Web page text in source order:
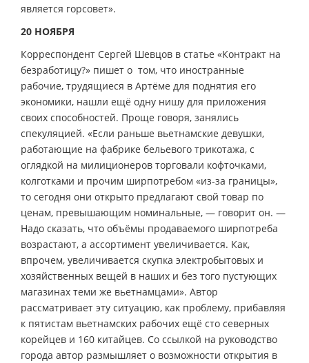
является горсовет».
20 НОЯБРЯ
Корреспондент Сергей Шевцов в статье «Контракт на
безработицу?» пишет о том, что иностранные
рабочие, трудящиеся в Артёме для поднятия его
экономики, нашли ещё одну нишу для приложения
своих способностей. Проще говоря, занялись
спекуляцией. «Если раньше вьетнамские девушки,
работающие на фабрике бельевого трикотажа, с
оглядкой на милиционеров торговали кофточками,
колготками и прочим ширпотребом «из-за границы»,
то сегодня они открыто предлагают свой товар по
ценам, превышающим номинальные, — говорит он. —
Надо сказать, что объёмы продаваемого ширпотреба
возрастают, а ассортимент увеличивается. Как,
впрочем, увеличивается скупка электробытовых и
хозяйственных вещей в наших и без того пустующих
магазинах теми же вьетнамцами». Автор
рассматривает эту ситуацию, как проблему, прибавляя
к пятистам вьетнамских рабочих ещё сто северных
корейцев и 160 китайцев. Со ссылкой на руководство
города автор размышляет о возможности открытия в